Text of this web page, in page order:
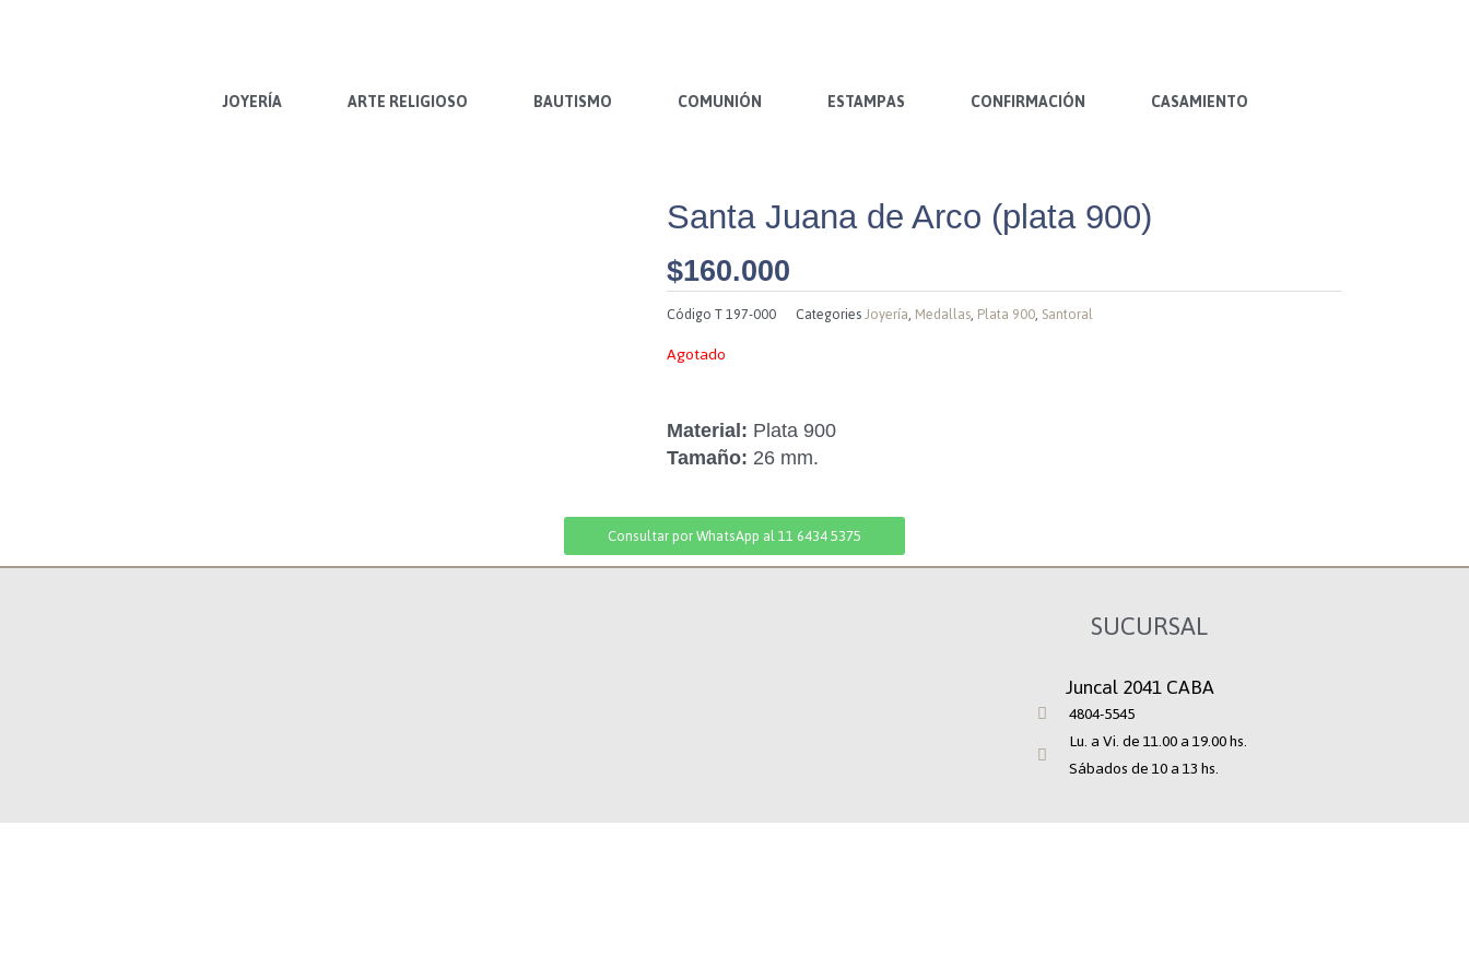
JOYERÍA
ARTE RELIGIOSO BAUTISMO COMUNIÓN ESTAMPAS CONFIRMACIÓN CASAMIENTO
Santa Juana de Arco (plata 900)
$160.000
CódigoT 197-000 CategoriesJoyería, Medallas, Plata 900, Santoral
Agotado
Material: Plata 900
Tamaño: 26 mm.
Consultar por WhatsApp al 11 6434 5375
SUCURSAL
Juncal 2041 CABA
4804-5545
Lu. a Vi. de 11.00 a 19.00 hs.
Sábados de 10 a 13 hs.